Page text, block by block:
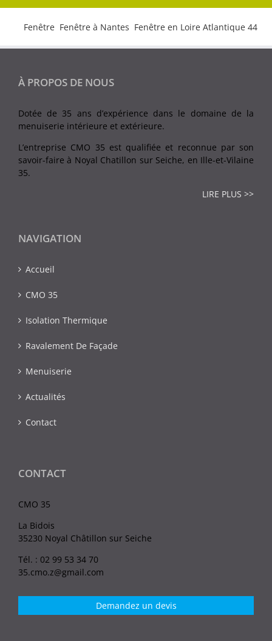
Fenêtre Fenêtre à Nantes Fenêtre en Loire Atlantique 44
À PROPOS DE NOUS
Dotée de 35 ans d’expérience dans le domaine de la
menuiserie intérieure et extérieure.
L’entreprise CMO 35 est qualifiée et reconnue par son
savoir-faire à Noyal Chatillon sur Seiche, en Ille-et-Vilaine
35.
LIRE PLUS >>
NAVIGATION
Accueil
CMO 35
Isolation Thermique
Ravalement De Façade
Menuiserie
Actualités
Contact
CONTACT
CMO 35
La Bidois
35230 Noyal Châtillon sur Seiche
Tél. : 02 99 53 34 70
35.cmo.z@gmail.com
Demandez un devis